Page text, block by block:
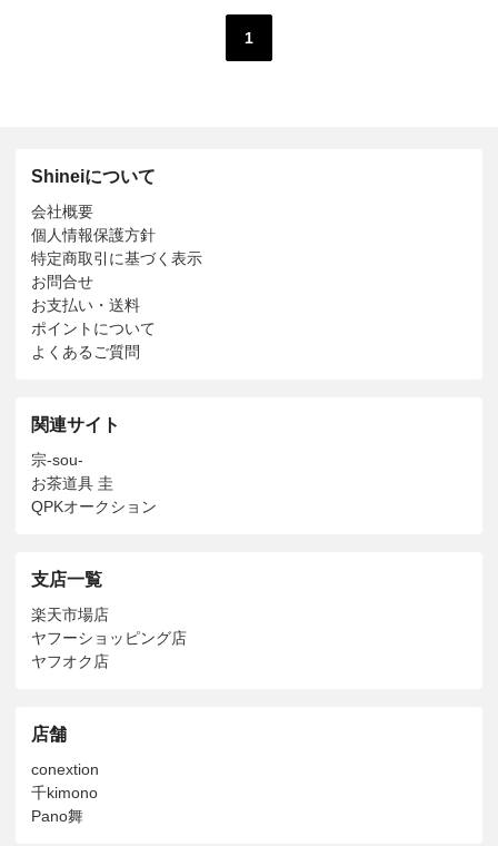
1
Shineiについて
会社概要
個人情報保護方針
特定商取引に基づく表示
お問合せ
お支払い・送料
ポイントについて
よくあるご質問
関連サイト
宗-sou-
お茶道具 圭
QPKオークション
支店一覧
楽天市場店
ヤフーショッピング店
ヤフオク店
店舗
conextion
千kimono
Pano舞